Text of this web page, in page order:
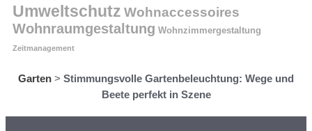
Umweltschutz Wohnaccessoires
Wohnraumgestaltung Wohnzimmergestaltung
Zeitmanagement
Garten > Stimmungsvolle Gartenbeleuchtung: Wege und
Beete perfekt in Szene